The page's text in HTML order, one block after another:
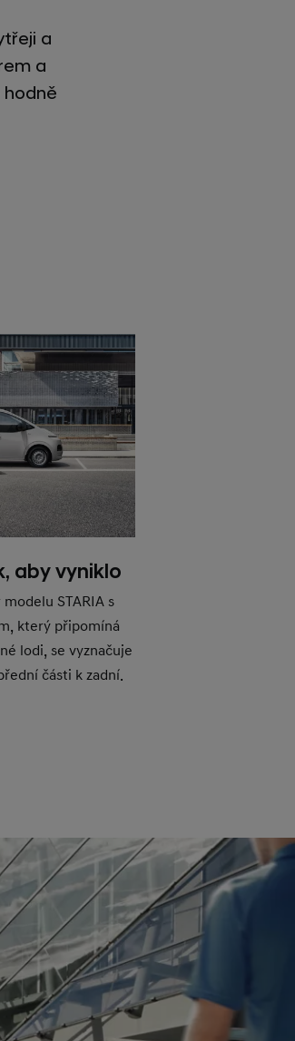
a
a
aby vyniklo
STARIA s
který připomíná
lodi, se vyznačuje
části k zadní.